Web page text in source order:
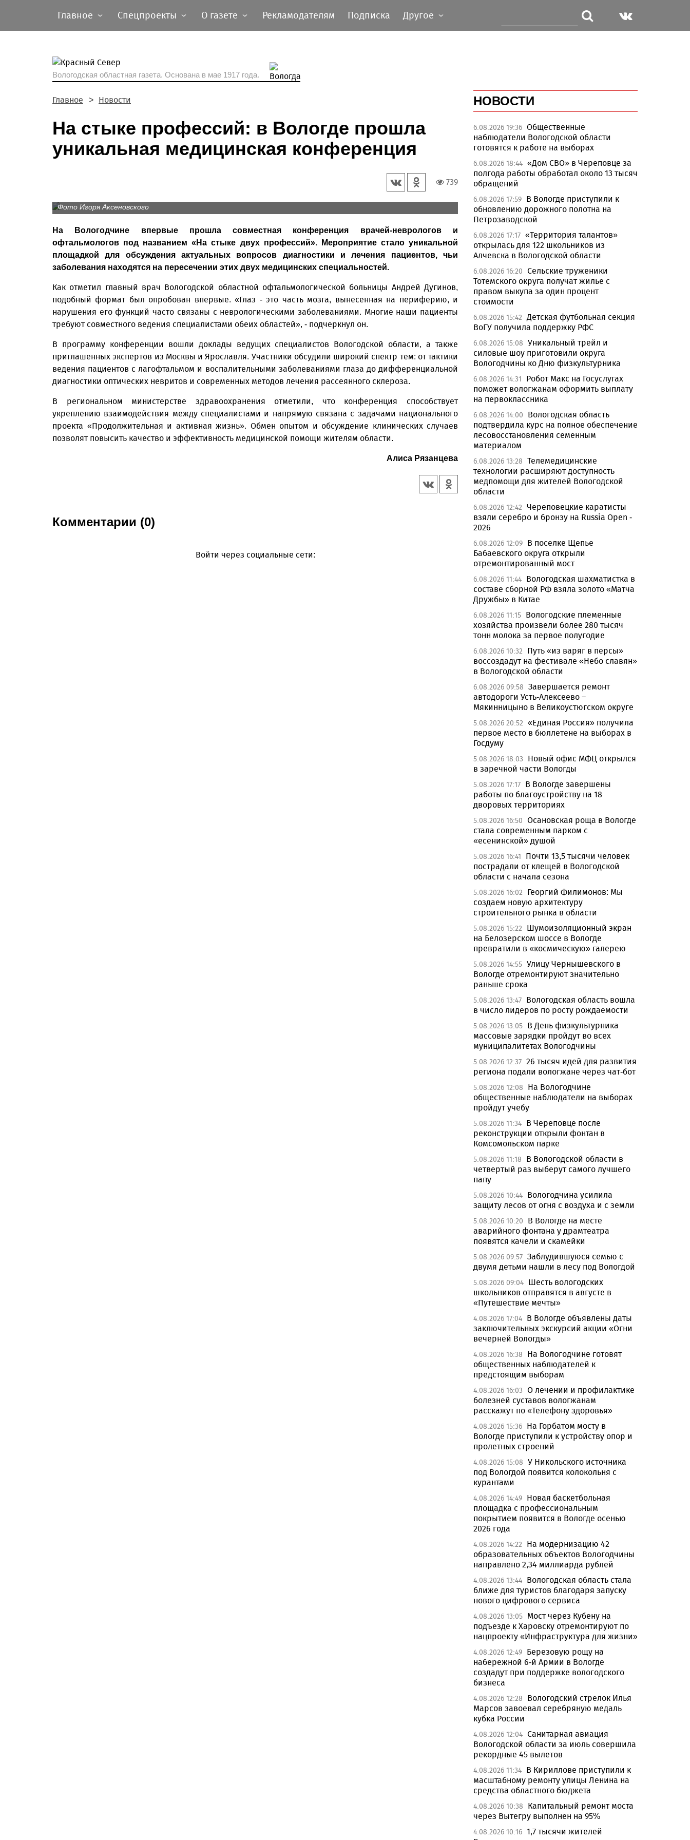
Главное Спецпроекты О газете Рекламодателям Подписка Другое
Вологодская областная газета. Основана в мае 1917 года.
Главное Новости
На стыке профессий: в Вологде прошла
уникальная медицинская конференция
739
Фото Игоря Аксеновского
На Вологодчине впервые прошла совместная конференция врачей-неврологов и
офтальмологов под названием «На стыке двух профессий». Мероприятие стало уникальной
площадкой для обсуждения актуальных вопросов диагностики и лечения пациентов, чьи
заболевания находятся на пересечении этих двух медицинских специальностей.
Как отметил главный врач Вологодской областной офтальмологической больницы Андрей Дугинов,
подобный формат был опробован впервые. «Глаз - это часть мозга, вынесенная на периферию, и
нарушения его функций часто связаны с неврологическими заболеваниями. Многие наши пациенты
требуют совместного ведения специалистами обеих областей», - подчеркнул он.
В программу конференции вошли доклады ведущих специалистов Вологодской области, а также
приглашенных экспертов из Москвы и Ярославля. Участники обсудили широкий спектр тем: от тактики
ведения пациентов с лагофтальмом и воспалительными заболеваниями глаза до дифференциальной
диагностики оптических невритов и современных методов лечения рассеянного склероза.
В региональном министерстве здравоохранения отметили, что конференция способствует
укреплению взаимодействия между специалистами и напрямую связана с задачами национального
проекта «Продолжительная и активная жизнь». Обмен опытом и обсуждение клинических случаев
позволят повысить качество и эффективность медицинской помощи жителям области.
Алиса Рязанцева
Комментарии (0)
Войти через социальные сети:
НОВОСТИ
6.08.2026 19:36 Общественные
наблюдатели Вологодской области
готовятся к работе на выборах
6.08.2026 18:44 «Дом СВО» в Череповце за
полгода работы обработал около 13 тысяч
обращений
6.08.2026 17:59 В Вологде приступили к
обновлению дорожного полотна на
Петрозаводской
6.08.2026 17:17 «Территория талантов»
открылась для 122 школьников из
Алчевска в Вологодской области
6.08.2026 16:20 Сельские труженики
Тотемского округа получат жилье с
правом выкупа за один процент
стоимости
6.08.2026 15:42 Детская футбольная секция
ВоГУ получила поддержку РФС
6.08.2026 15:08 Уникальный трейл и
силовые шоу приготовили округа
Вологодчины ко Дню физкультурника
6.08.2026 14:31
Робот Макс на Госуслугах
поможет вологжанам оформить выплату
на первоклассника
6.08.2026 14:00
Вологодская область
подтвердила курс на полное обеспечение
лесовосстановления семенным
материалом
6.08.2026 13:28 Телемедицинские
технологии расширяют доступность
медпомощи для жителей Вологодской
области
6.08.2026 12:42 Череповецкие каратисты
взяли серебро и бронзу на Russia Open -
2026
6.08.2026 12:09 В поселке Щепье
Бабаевского округа открыли
отремонтированный мост
6.08.2026 11:44 Вологодская шахматистка в
составе сборной РФ взяла золото «Матча
Дружбы» в Китае
6.08.2026 11:15 Вологодские племенные
хозяйства произвели более 280 тысяч
тонн молока за первое полугодие
6.08.2026 10:32
Путь «из варяг в персы»
воссоздадут на фестивале «Небо славян»
в Вологодской области
6.08.2026 09:58 Завершается ремонт
автодороги Усть-Алексеево –
Мякинницыно в Великоустюгском округе
5.08.2026 20:52 «Единая Россия» получила
первое место в бюллетене на выборах в
Госдуму
5.08.2026 18:03
Новый офис МФЦ открылся
в заречной части Вологды
5.08.2026 17:17 В Вологде завершены
работы по благоустройству на 18
дворовых территориях
5.08.2026 16:50 Осановская роща в Вологде
стала современным парком с
«есенинской» душой
5.08.2026 16:41
Почти 13,5 тысячи человек
пострадали от клещей в Вологодской
области с начала сезона
5.08.2026 16:02
Георгий Филимонов: Мы
создаем новую архитектуру
строительного рынка в области
5.08.2026 15:22
Шумоизоляционный экран
на Белозерском шоссе в Вологде
превратили в «космическую» галерею
5.08.2026 14:55 Улицу Чернышевского в
Вологде отремонтируют значительно
раньше срока
5.08.2026 13:47 Вологодская область вошла
в число лидеров по росту рождаемости
5.08.2026 13:05 В День физкультурника
массовые зарядки пройдут во всех
муниципалитетах Вологодчины
5.08.2026 12:37 26 тысяч идей для развития
региона подали вологжане через чат-бот
5.08.2026 12:08
На Вологодчине
общественные наблюдатели на выборах
пройдут учебу
5.08.2026 11:34 В Череповце после
реконструкции открыли фонтан в
Комсомольском парке
5.08.2026 11:18
В Вологодской области в
четвертый раз выберут самого лучшего
папу
5.08.2026 10:44 Вологодчина усилила
защиту лесов от огня с воздуха и с земли
5.08.2026 10:20
В Вологде на месте
аварийного фонтана у драмтеатра
появятся качели и скамейки
5.08.2026 09:57 Заблудившуюся семью с
двумя детьми нашли в лесу под Вологдой
5.08.2026 09:04 Шесть вологодских
школьников отправятся в августе в
«Путешествие мечты»
4.08.2026 17:04 В Вологде объявлены даты
заключительных экскурсий акции «Огни
вечерней Вологды»
4.08.2026 16:38
На Вологодчине готовят
общественных наблюдателей к
предстоящим выборам
4.08.2026 16:03 О лечении и профилактике
болезней суставов вологжанам
расскажут по «Телефону здоровья»
4.08.2026 15:36 На Горбатом мосту в
Вологде приступили к устройству опор и
пролетных строений
4.08.2026 15:08 У Никольского источника
под Вологдой появится колокольня с
курантами
4.08.2026 14:49 Новая баскетбольная
площадка с профессиональным
покрытием появится в Вологде осенью
2026 года
4.08.2026 14:22
На модернизацию 42
образовательных объектов Вологодчины
направлено 2,34 миллиарда рублей
4.08.2026 13:44 Вологодская область стала
ближе для туристов благодаря запуску
нового цифрового сервиса
4.08.2026 13:05 Мост через Кубену на
подъезде к Харовску отремонтируют по
нацпроекту «Инфраструктура для жизни»
4.08.2026 12:49 Березовую рощу на
набережной 6-й Армии в Вологде
создадут при поддержке вологодского
бизнеса
4.08.2026 12:28
Вологодский стрелок Илья
Марсов завоевал серебряную медаль
кубка России
4.08.2026 12:04 Санитарная авиация
Вологодской области за июль совершила
рекордные 45 вылетов
4.08.2026 11:34 В Кириллове приступили к
масштабному ремонту улицы Ленина на
средства областного бюджета
4.08.2026 10:38
Капитальный ремонт моста
через Вытегру выполнен на 95%
4.08.2026 10:16 1,7 тысячи жителей